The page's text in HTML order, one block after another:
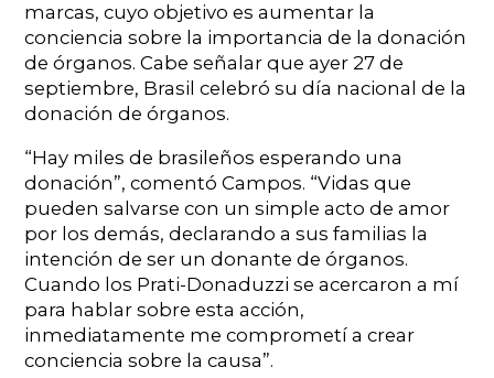
marcas, cuyo objetivo es aumentar la
conciencia sobre la importancia de la donación
de órganos. Cabe señalar que ayer 27 de
septiembre, Brasil celebró su día nacional de la
donación de órganos.
“Hay miles de brasileños esperando una
donación”, comentó Campos. “Vidas que
pueden salvarse con un simple acto de amor
por los demás, declarando a sus familias la
intención de ser un donante de órganos.
Cuando los Prati-Donaduzzi se acercaron a mí
para hablar sobre esta acción,
inmediatamente me comprometí a crear
conciencia sobre la causa”.